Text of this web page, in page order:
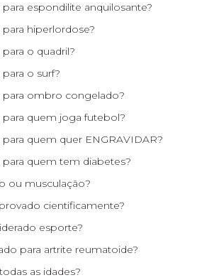
espondilite anquilosante?
hiperlordose?
o quadril?
o surf?
para ombro congelado?
quem joga futebol?
quem quer ENGRAVIDAR?
quem tem diabetes?
ou musculação?
cientificamente?
esporte?
para artrite reumatoide?
as idades?